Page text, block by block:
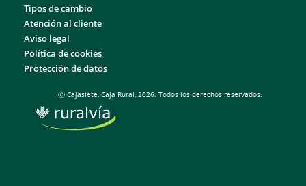
Tipos de cambio
Atención al cliente
Aviso legal
Política de cookies
Protección de datos
Ⓒ Cajasiete, Caja Rural, 2026. Todos los derechos reservados.